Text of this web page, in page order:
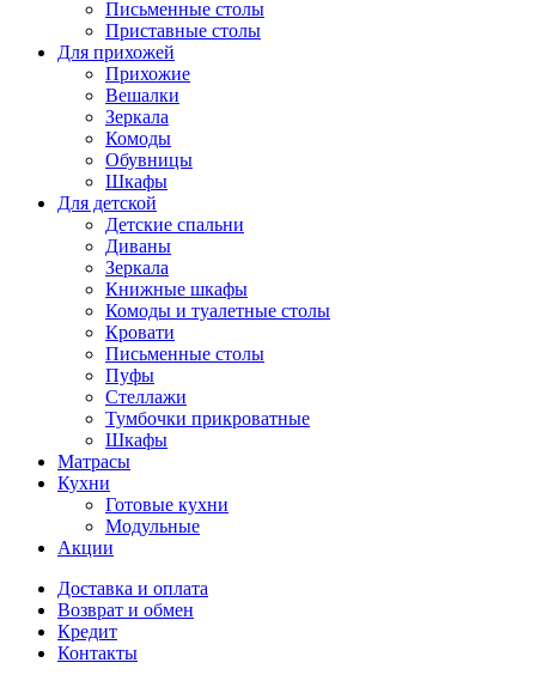
Письменные столы
Приставные столы
Для прихожей
Прихожие
Вешалки
Зеркала
Комоды
Обувницы
Шкафы
Для детской
Детские спальни
Диваны
Зеркала
Книжные шкафы
Комоды и туалетные столы
Кровати
Письменные столы
Пуфы
Стеллажи
Тумбочки прикроватные
Шкафы
Матрасы
Кухни
Готовые кухни
Модульные
Акции
Доставка и оплата
Возврат и обмен
Кредит
Контакты